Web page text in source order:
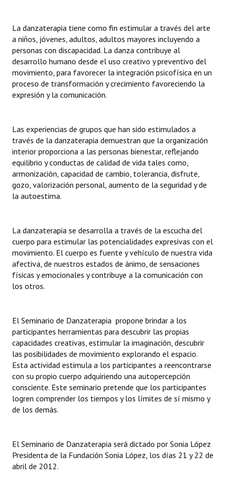
Resoluciones de Presidencia
INSTITUCIONAL
Antiguos Pobladores
Noticias Destacadas
Datos Históricos
Premio al Mérito - Registro
Audiencias Públicas - Registro
Mujeres que Dejaron Huellas - Registro
Ciudadano Ilustre - Registro
Banca del Vecino - Registro
Huéspedes de Honor - Registro
Reconocimientos - Registro
Bariloche, Municipio intercultural
Entrega de distinciones
REFORMA DE LA CARTA ORGÁNICA
La danzaterapia tiene como fin estimular a través del arte
a niños, jóvenes, adultos, adultos mayores incluyendo a
personas con discapacidad. La danza contribuye al
desarrollo humano desde el uso creativo y preventivo del
movimiento, para favorecer la integración psicofísica en un
proceso de transformación y crecimiento favoreciendo la
expresión y la comunicación.
Las experiencias de grupos que han sido estimulados a
través de la danzaterapia demuestran que la organización
interior proporciona a las personas bienestar, reflejando
equilibrio y conductas de calidad de vida tales como,
armonización, capacidad de cambio, tolerancia, disfrute,
gozo, valorización personal, aumento de la seguridad y de
la autoestima.
La danzaterapia se desarrolla a través de la escucha del
cuerpo para estimular las potencialidades expresivas con el
movimiento. El cuerpo es fuente y vehículo de nuestra vida
afectiva, de nuestros estados de ánimo, de sensaciones
físicas y emocionales y contribuye a la comunicación con
los otros.
El Seminario de Danzaterapia propone brindar a los
participantes herramientas para descubrir las propias
capacidades creativas, estimular la imaginación, descubrir
las posibilidades de movimiento explorando el espacio.
Esta actividad estimula a los participantes a reencontrarse
con su propio cuerpo adquiriendo una autopercepción
consciente. Este seminario pretende que los participantes
logren comprender los tiempos y los límites de sí mismo y
de los demás.
El Seminario de Danzaterapia será dictado por Sonia López
Presidenta de la Fundación Sonia López, los días 21 y 22 de
abril de 2012.